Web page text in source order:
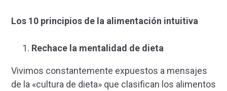
Los 10 principios de la alimentación intuitiva
Rechace la mentalidad de dieta
Vivimos constantemente expuestos a mensajes
de la «cultura de dieta» que clasifican los alimentos